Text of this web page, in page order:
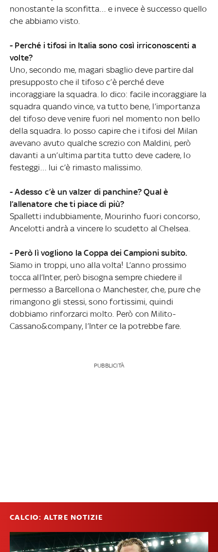
nonostante la sconfitta… e invece è successo quello
che abbiamo visto.
- Perché i tifosi in Italia sono così irriconoscenti a
volte?
Uno, secondo me, magari sbaglio deve partire dal
presupposto che il tifoso c’è perché deve
incoraggiare la squadra. Io dico: facile incoraggiare la
squadra quando vince, va tutto bene, l’importanza
del tifoso deve venire fuori nel momento non bello
della squadra. Io posso capire che i tifosi del Milan
avevano avuto qualche screzio con Maldini, però
davanti a un’ultima partita tutto deve cadere, lo
festeggi… lui c’è rimasto malissimo.
- Adesso c’è un valzer di panchine? Qual è
l’allenatore che ti piace di più?
Spalletti indubbiamente, Mourinho fuori concorso,
Ancelotti andrà a vincere lo scudetto al Chelsea.
- Però lì vogliono la Coppa dei Campioni subito.
Siamo in troppi, uno alla volta! L’anno prossimo
tocca all’Inter, però bisogna sempre chiedere il
permesso a Barcellona o Manchester, che, pure che
rimangono gli stessi, sono fortissimi, quindi
dobbiamo rinforzarci molto. Però con Milito-
Cassano&company, l’Inter ce la potrebbe fare.
PUBBLICITÀ
CALCIO: ALTRE NOTIZIE